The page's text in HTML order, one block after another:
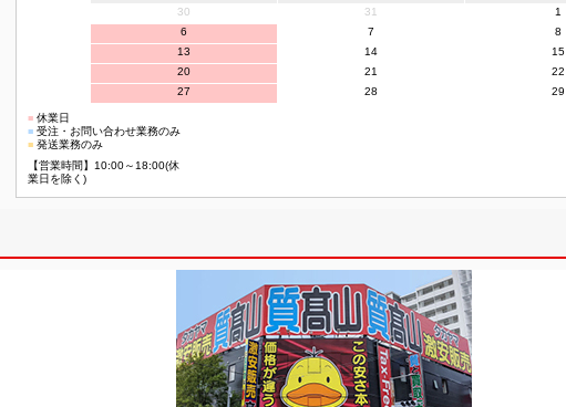
30
31 1
6
7 8
13
14 15
20
21 22
27
28 29
■休業日
■受注・お問い合わせ業務のみ
■発送業務のみ
【営業時間】10:00～18:00(休
業日を除く)